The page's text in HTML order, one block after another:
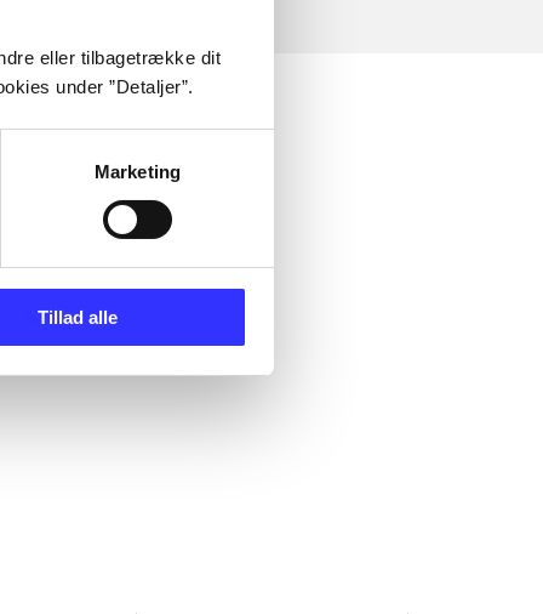
eller tilbagetrække dit
under ”Detaljer”.
Marketing
Tillad alle